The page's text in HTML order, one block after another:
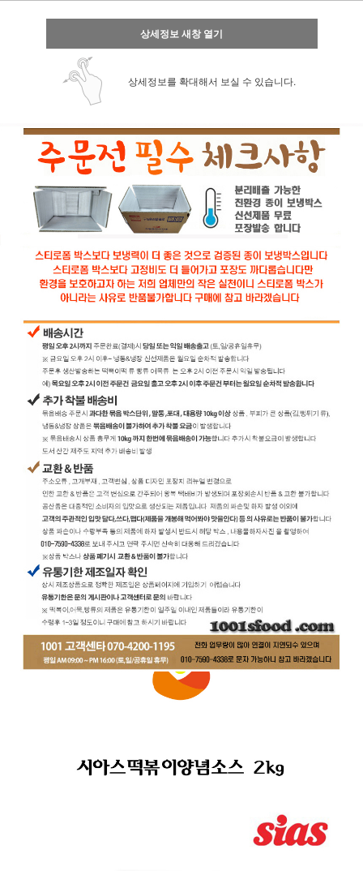
상세정보 새창 열기
상세정보를 확대해서 보실 수 있습니다.